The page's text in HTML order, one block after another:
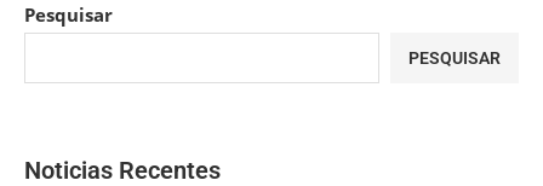
Pesquisar
PESQUISAR
Noticias Recentes